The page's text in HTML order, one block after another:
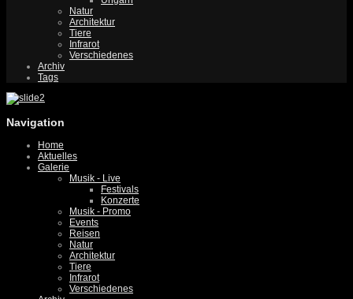
Natur
Architektur
Tiere
Infrarot
Verschiedenes
Archiv
Tags
Navigation
Home
Aktuelles
Galerie
Musik - Live
Festivals
Konzerte
Musik - Promo
Events
Reisen
Natur
Architektur
Tiere
Infrarot
Verschiedenes